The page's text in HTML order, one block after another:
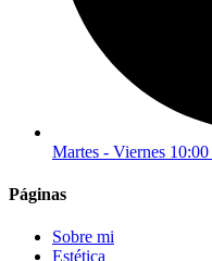
Martes - Viernes
Páginas
Sobre mi
Estética